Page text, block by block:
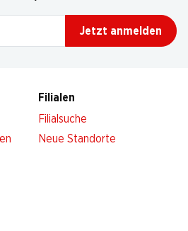
Jetzt anmelden
Filialen
Filialsuche
Neue Standorte